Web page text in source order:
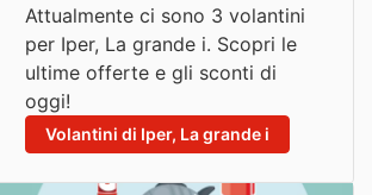
Attualmente ci sono 3 volantini
per Iper, La grande i. Scopri le
ultime offerte e gli sconti di
oggi!
Volantini di Iper, La grande i